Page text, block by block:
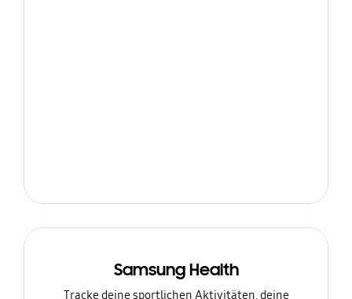
Samsung Health
Tracke deine sportlichen Aktivitäten, deine